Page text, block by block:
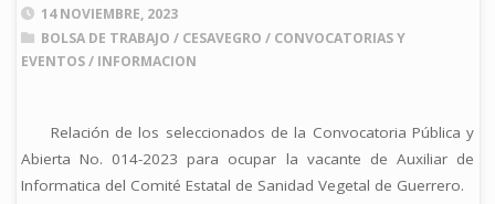
14 NOVIEMBRE, 2023
BOLSA DE TRABAJO / CESAVEGRO / CONVOCATORIAS Y
EVENTOS/ INFORMACION
Relación de los seleccionados de la Convocatoria Pública y
Abierta No. 014-2023 para ocupar la vacante de Auxiliar de
Informatica del Comité Estatal de Sanidad Vegetal de Guerrero.